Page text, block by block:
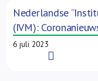
Nederlandse
(IVM):
6 juli 2023